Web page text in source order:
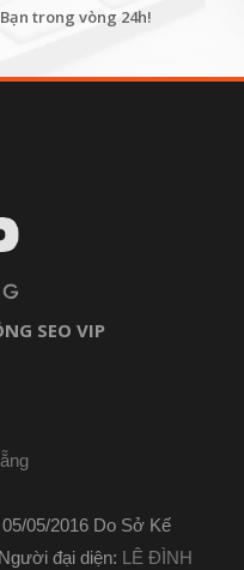
trong vòng 24h!
SEO VIP
05/2016 Do Sở Kế
đại diện: LÊ ĐÌNH